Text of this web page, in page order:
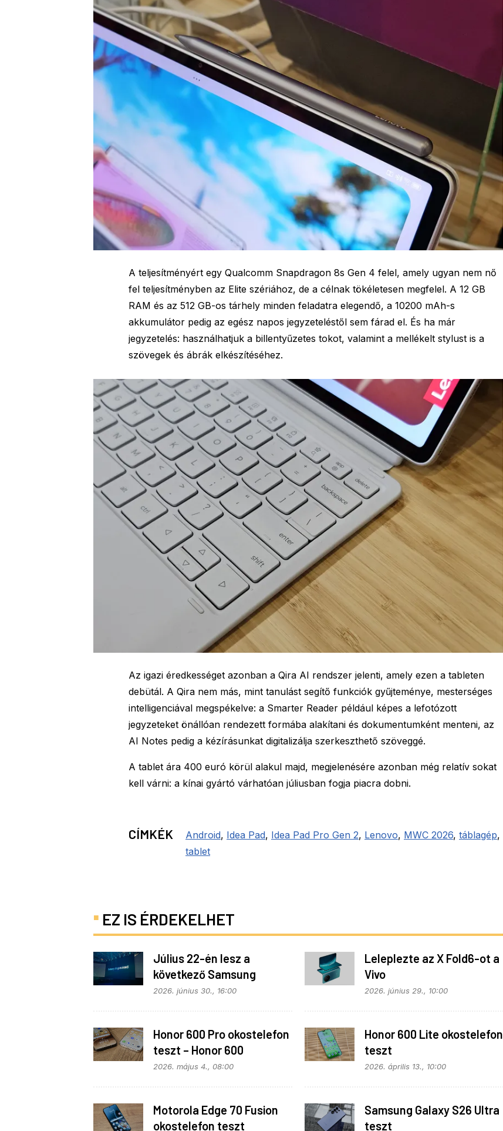
A teljesítményért egy Qualcomm Snapdragon 8s Gen 4 felel, amely ugyan nem nő
fel teljesítményben az Elite szériához, de a célnak tökéletesen megfelel. A 12 GB
RAM és az 512 GB-os tárhely minden feladatra elegendő, a 10200 mAh-s
akkumulátor pedig az egész napos jegyzeteléstől sem fárad el. És ha már
jegyzetelés: használhatjuk a billentyűzetes tokot, valamint a mellékelt stylust is a
szövegek és ábrák elkészítéséhez.
Az igazi éredkességet azonban a Qira AI rendszer jelenti, amely ezen a tableten
debütál. A Qira nem más, mint tanulást segítő funkciók gyűjteménye, mesterséges
intelligenciával megspékelve: a Smarter Reader például képes a lefotózott
jegyzeteket önállóan rendezett formába alakítani és dokumentumként menteni, az
AI Notes pedig a kézírásunkat digitalizálja szerkeszthető szöveggé.
A tablet ára 400 euró körül alakul majd, megjelenésére azonban még relatív sokat
kell várni: a kínai gyártó várhatóan júliusban fogja piacra dobni.
CÍMKÉK Android, Idea Pad, Idea Pad Pro Gen 2, Lenovo, MWC 2026, táblagép,
tablet
EZ IS ÉRDEKELHET
Július 22-én lesz a
következő Samsung
Galaxy Unpacked – ez
2026. június 30., 16:00
Leleplezte az X Fold6-ot a
Vivo
2026. június 29., 10:00
Honor 600 Pro okostelefon
teszt – Honor 600
kitekintéssel
2026. május 4., 08:00
Honor 600 Lite okostelefon
teszt
2026. április 13., 10:00
Motorola Edge 70 Fusion
okostelefon teszt
Samsung Galaxy S26 Ultra
teszt